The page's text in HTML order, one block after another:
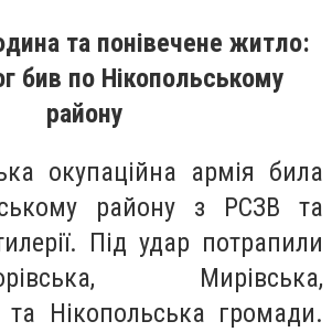
та понівечене житло:
бив по Нікопольському
району
окупаційна армія била
району з РСЗВ та
Під удар потрапили
Мирівська,
Нікопольська громади.